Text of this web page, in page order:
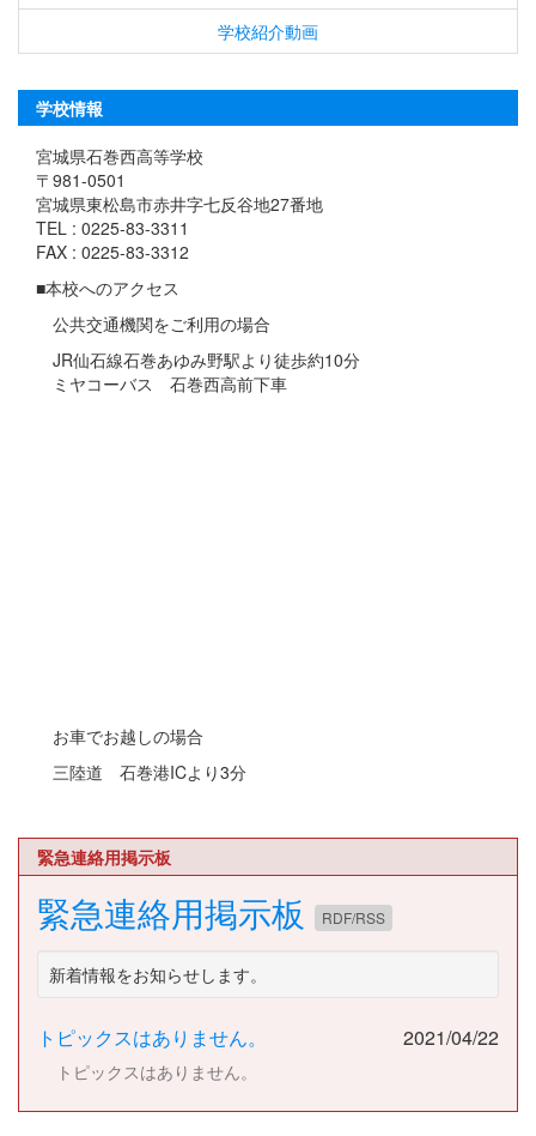
学校紹介動画
学校情報
宮城県石巻西高等学校
〒981-0501
宮城県東松島市赤井字七反谷地27番地
TEL : 0225-83-3311
FAX : 0225-83-3312
■本校へのアクセス
公共交通機関をご利用の場合
JR仙石線石巻あゆみ野駅より徒歩約10分
ミヤコーバス 石巻西高前下車
お車でお越しの場合
三陸道 石巻港ICより3分
緊急連絡用掲示板
緊急連絡用掲示板 RDF/RSS
新着情報をお知らせします。
トピックスはありません。 2021/04/22
トピックスはありません。